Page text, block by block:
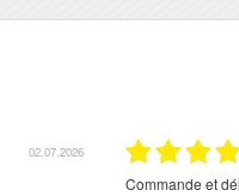
Commande et délais parfait